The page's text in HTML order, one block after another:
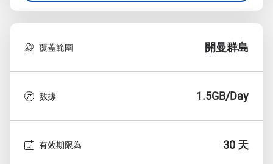
覆蓋範圍 開曼群島
數據 1.5GB/Day
有效期限為 30 天